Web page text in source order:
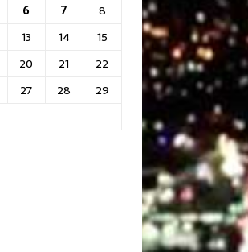
6 7
8
13 14
15
20 21
22
27 28
29